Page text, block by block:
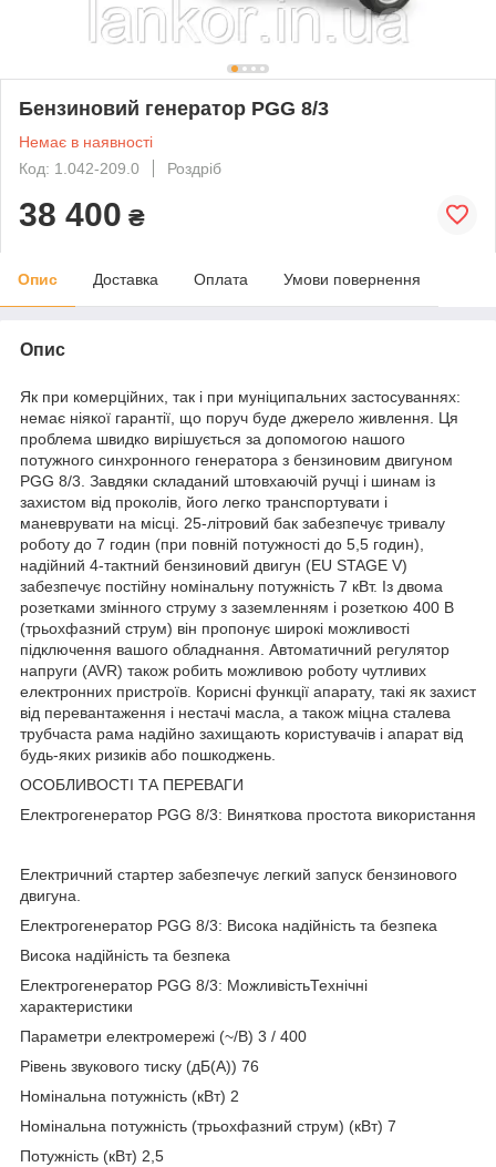
Бензиновий генератор PGG 8/3
Немає в наявності
Код: 1.042-209.0
Роздріб
38 400 ₴
Опис Доставка Оплата Умови повернення
Опис
Як при комерційних, так і при муніципальних застосуваннях:
немає ніякої гарантії, що поруч буде джерело живлення. Ця
проблема швидко вирішується за допомогою нашого
потужного синхронного генератора з бензиновим двигуном
PGG 8/3. Завдяки складаний штовхаючій ручці і шинам із
захистом від проколів, його легко транспортувати і
маневрувати на місці. 25-літровий бак забезпечує тривалу
роботу до 7 годин (при повній потужності до 5,5 годин),
надійний 4-тактний бензиновий двигун (EU STAGE V)
забезпечує постійну номінальну потужність 7 кВт. Із двома
розетками змінного струму з заземленням і розеткою 400 В
(трьохфазний струм) він пропонує широкі можливості
підключення вашого обладнання. Автоматичний регулятор
напруги (AVR) також робить можливою роботу чутливих
електронних пристроїв. Корисні функції апарату, такі як захист
від перевантаження і нестачі масла, а також міцна сталева
трубчаста рама надійно захищають користувачів і апарат від
будь-яких ризиків або пошкоджень.
ОСОБЛИВОСТІ ТА ПЕРЕВАГИ
Електрогенератор PGG 8/3: Виняткова простота використання
Електричний стартер забезпечує легкий запуск бензинового
двигуна.
Електрогенератор PGG 8/3: Висока надійність та безпека
Висока надійність та безпека
Електрогенератор PGG 8/3: МожливістьТехнічні
характеристики
Параметри електромережі (~/В) 3 / 400
Рівень звукового тиску (дБ(А)) 76
Номінальна потужність (кВт) 2
Номінальна потужність (трьохфазний струм) (кВт) 7
Потужність (кВт) 2,5